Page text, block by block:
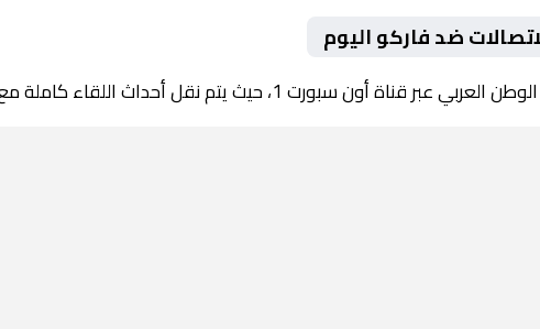
ضد فاركو اليوم
1، حيث يتم نقل أحداث اللقاء كاملة مع تعليق صوتي مميز.